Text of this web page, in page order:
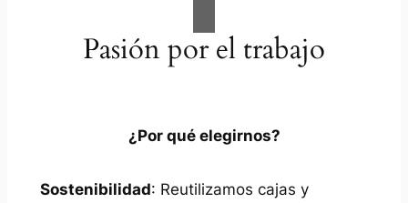
Pasión por el trabajo
¿Por qué elegirnos?
Sostenibilidad: Reutilizamos cajas y